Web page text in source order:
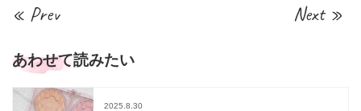
« Prev Next »
あわせて読みたい
2025.8.30